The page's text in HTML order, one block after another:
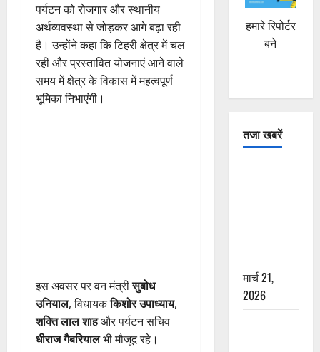
पर्यटन को रोजगार और स्थानीय
अर्थव्यवस्था से जोड़कर आगे बढ़ा रही
है। उन्होंने कहा कि टिहरी क्षेत्र में चल
रही और प्रस्तावित योजनाएं आने वाले
समय में क्षेत्र के विकास में महत्वपूर्ण
भूमिका निभाएंगी।
इस अवसर पर वन मंत्रीसुबोध
उनियाल, विधायककिशोर उपाध्याय,
शक्ति लाल शाहऔर पर्यटन सचिव
धीराज गैबरियालभी मौजूद रहे।
हमारे रिपोर्टर
बने
तजा खबरें
मार्च 21,
2026